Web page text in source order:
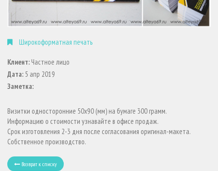
Широкоформатная печать
Клиент: Частное лицо
Дата: 5 апр 2019
Заметка:
Визитки односторонние 50х90 (мм) на бумаге 300 грамм.
Информацию о стоимости узнавайте в офисе продаж.
Срок изготовления 2-3 дня после согласования оригинал-макета.
Собственное производство.
Возврат к списку